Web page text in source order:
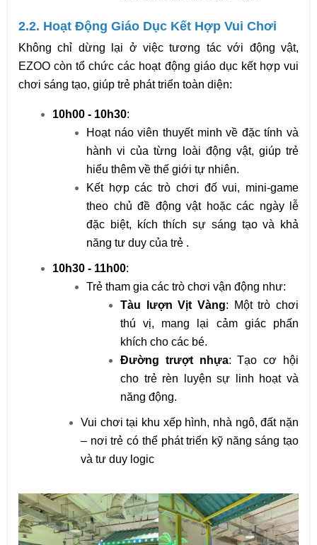
2.2. Hoạt Động Giáo Dục Kết Hợp Vui Chơi
Không chỉ dừng lại ở việc tương tác với động vật,
EZOO còn tổ chức các hoạt động giáo dục kết hợp vui
chơi sáng tạo, giúp trẻ phát triển toàn diện:
10h00 - 10h30:
Hoạt náo viên thuyết minh về đặc tính và
hành vi của từng loài động vật, giúp trẻ
hiểu thêm về thế giới tự nhiên.
Kết hợp các trò chơi đố vui, mini-game
theo chủ đề động vật hoặc các ngày lễ
đặc biệt, kích thích sự sáng tạo và khả
năng tư duy của trẻ .
10h30 - 11h00:
Trẻ tham gia các trò chơi vận động như:
Tàu lượn Vịt Vàng: Một trò chơi
thú vị, mang lại cảm giác phấn
khích cho các bé.
Đường trượt nhựa: Tạo cơ hội
cho trẻ rèn luyện sự linh hoạt và
năng động.
Vui chơi tại khu xếp hình, nhà ngô, đất nặn
– nơi trẻ có thể phát triển kỹ năng sáng tạo
và tư duy logic